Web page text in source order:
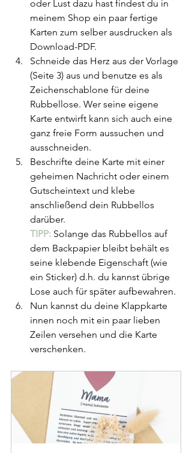
oder Lust dazu hast findest du in
meinem Shop ein paar fertige
Karten zum selber ausdrucken als
Download-PDF.
Schneide das Herz aus der Vorlage
(Seite 3) aus und benutze es als
Zeichenschablone für deine
Rubbellose. Wer seine eigene
Karte entwirft kann sich auch eine
ganz freie Form aussuchen und
ausschneiden.
Beschrifte deine Karte mit einer
geheimen Nachricht oder einem
Gutscheintext und klebe
anschließend dein Rubbellos
darüber.
TIPP: Solange das Rubbellos auf
dem Backpapier bleibt behält es
seine klebende Eigenschaft (wie
ein Sticker) d.h. du kannst übrige
Lose auch für später aufbewahren.
Nun kannst du deine Klappkarte
innen noch mit ein paar lieben
Zeilen versehen und die Karte
verschenken.